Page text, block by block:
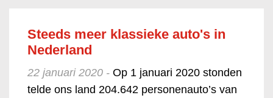
Steeds meer klassieke auto's in
Nederland
22 januari 2020 - Op 1 januari 2020 stonden
telde ons land 204.642 personenauto’s van